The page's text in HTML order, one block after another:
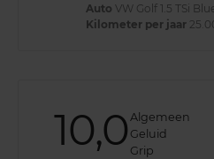
Auto VW Golf 1.5 TSi
Kilometer per jaar
10,0 Algemeen
Geluid
Grip